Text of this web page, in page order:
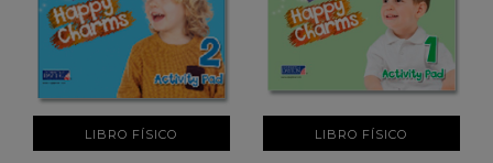
LIBRO FÍSICO
VER DETALLES
LIBRO FÍSICO
VER DETALLES